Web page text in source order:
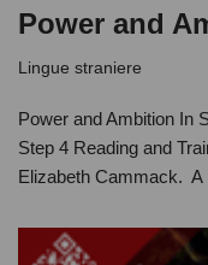
Power and
Lingue straniere
Power and Ambition
Step 4 Reading and
Elizabeth Cammack.